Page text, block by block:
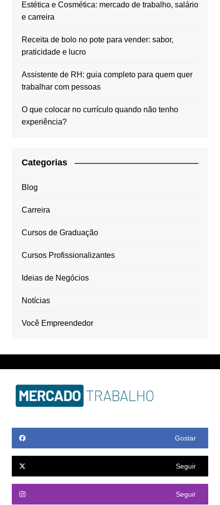
Estética e Cosmética: mercado de trabalho, salário
e carreira
Receita de bolo no pote para vender: sabor,
praticidade e lucro
Assistente de RH: guia completo para quem quer
trabalhar com pessoas
O que colocar no currículo quando não tenho
experiência?
Categorias
Blog
Carreira
Cursos de Graduação
Cursos Profissionalizantes
Ideias de Negócios
Notícias
Você Empreendedor
Gostar
Seguir
Seguir